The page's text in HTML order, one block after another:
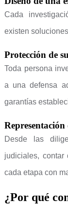
Cada
existen
Protección de
Toda persona
a una defensa
garantías
Desde las
judiciales, contar
cada etapa con
¿Por qué